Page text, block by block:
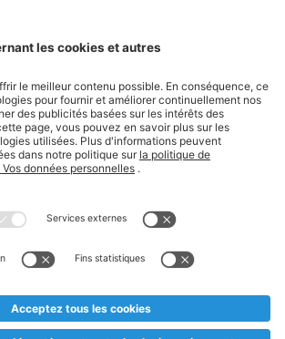
Belgique
astérisque et mentions légales
articles temporairement et jusqu'à
planning bien étudié, nous serions
de stock. Prix Recupel et TVA incl.
de la forme masculine a été adoptée